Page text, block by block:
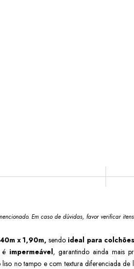
Em caso de dúvidas, favor verificar
x 1,90m, sendo ideal para
é impermeável, garantindo ainda mais
liso no tampo e com textura diferenciada de